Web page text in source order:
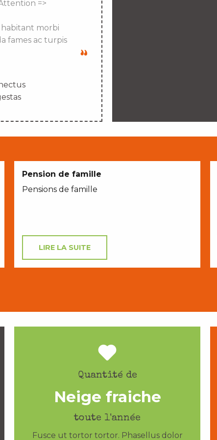
=>
morbi
fames ac turpis
Pension de famille
Pensions de famille
LIRE LA SUITE
Quantité de
Neige fraiche
toute l'année
Fusce ut tortor tortor. Phasellus dolor